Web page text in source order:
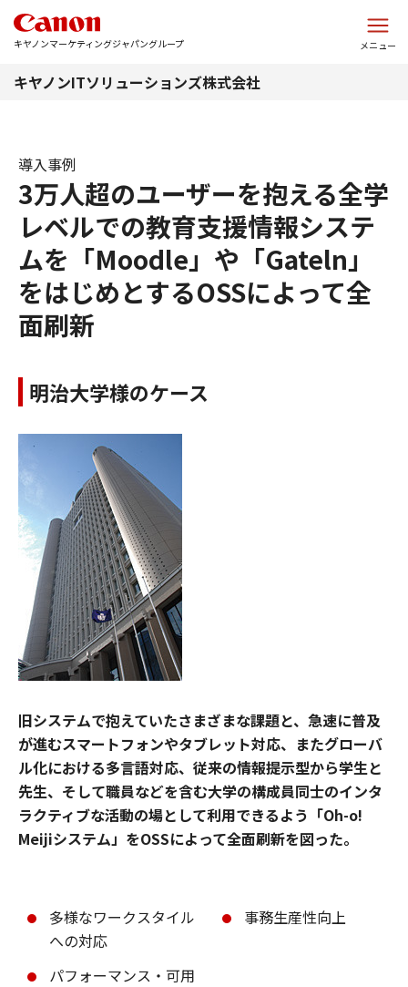
キヤノンマーケティングジャパングループ メニュー
キヤノンITソリューションズ株式会社
3万人超のユーザーを抱える全学
レベルでの教育支援情報システ
ムを「Moodle」や「Gateln」
をはじめとするOSSによって全
面刷新
導入事例
明治大学様のケース
旧システムで抱えていたさまざまな課題と、急速に普及
が進むスマートフォンやタブレット対応、またグローバ
ル化における多言語対応、従来の情報提示型から学生と
先生、そして職員などを含む大学の構成員同士のインタ
ラクティブな活動の場として利用できるよう「Oh-o!
Meijiシステム」をOSSによって全面刷新を図った。
多様なワークスタイル
への対応
事務生産性向上
パフォーマンス・可用